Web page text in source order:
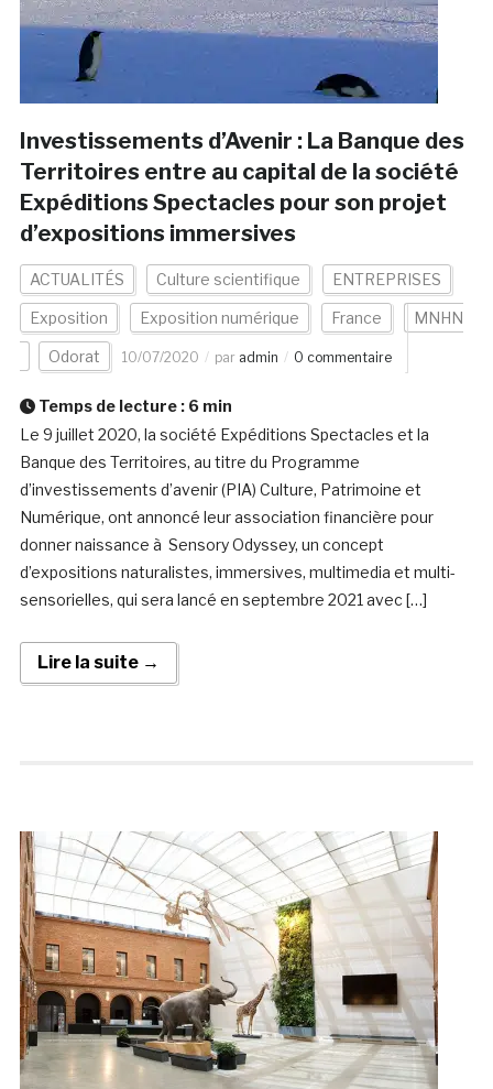
Investissements d’Avenir : La Banque des
Territoires entre au capital de la société
Expéditions Spectacles pour son projet
d’expositions immersives
ACTUALITÉS Culture scientifique ENTREPRISES
Exposition Exposition numérique France MNHN
Odorat 10/07/2020 par admin 0 commentaire
Temps de lecture : 6 min
Le 9 juillet 2020, la société Expéditions Spectacles et la
Banque des Territoires, au titre du Programme
d’investissements d’avenir (PIA) Culture, Patrimoine et
Numérique, ont annoncé leur association financière pour
donner naissance à Sensory Odyssey, un concept
d’expositions naturalistes, immersives, multimedia et multi-
sensorielles, qui sera lancé en septembre 2021 avec […]
Lire la suite →